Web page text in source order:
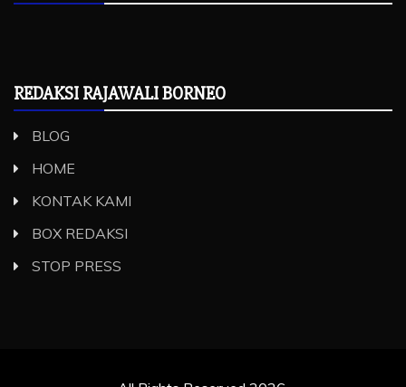
REDAKSI RAJAWALI BORNEO
BLOG
HOME
KONTAK KAMI
BOX REDAKSI
STOP PRESS